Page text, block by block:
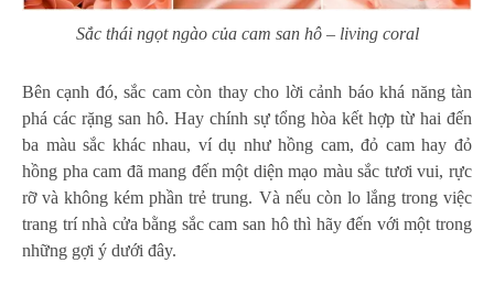
Sắc thái ngọt ngào của cam san hô – living coral
Bên cạnh đó, sắc cam còn thay cho lời cảnh báo khá năng tàn
phá các rặng san hô. Hay chính sự tổng hòa kết hợp từ hai đến
ba màu sắc khác nhau, ví dụ như hồng cam, đỏ cam hay đỏ
hồng pha cam đã mang đến một diện mạo màu sắc tươi vui, rực
rỡ và không kém phần trẻ trung. Và nếu còn lo lắng trong việc
trang trí nhà cửa bằng sắc cam san hô thì hãy đến với một trong
những gợi ý dưới đây.